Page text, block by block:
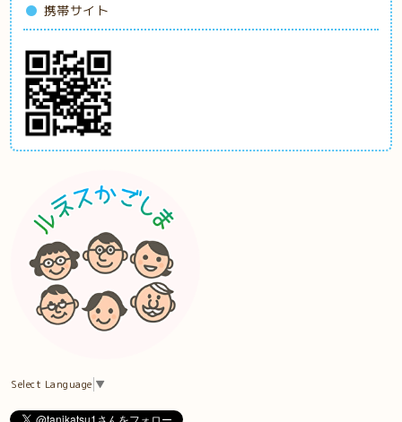
携帯サイト
Select Language ▼